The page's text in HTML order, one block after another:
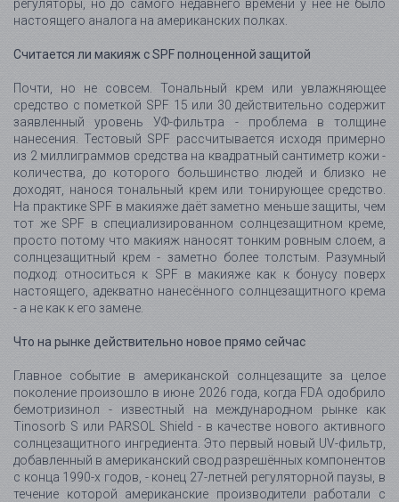
регуляторы, но до самого недавнего времени у неё не было
настоящего аналога на американских полках.
Считается ли макияж с SPF полноценной защитой
Почти, но не совсем. Тональный крем или увлажняющее
средство с пометкой SPF 15 или 30 действительно содержит
заявленный уровень УФ-фильтра - проблема в толщине
нанесения. Тестовый SPF рассчитывается исходя примерно
из 2 миллиграммов средства на квадратный сантиметр кожи -
количества, до которого большинство людей и близко не
доходят, нанося тональный крем или тонирующее средство.
На практике SPF в макияже даёт заметно меньше защиты, чем
тот же SPF в специализированном солнцезащитном креме,
просто потому что макияж наносят тонким ровным слоем, а
солнцезащитный крем - заметно более толстым. Разумный
подход: относиться к SPF в макияже как к бонусу поверх
настоящего, адекватно нанесённого солнцезащитного крема
- а не как к его замене.
Что на рынке действительно новое прямо сейчас
Главное событие в американской солнцезащите за целое
поколение произошло в июне 2026 года, когда FDA одобрило
бемотризинол - известный на международном рынке как
Tinosorb S или PARSOL Shield - в качестве нового активного
солнцезащитного ингредиента. Это первый новый UV-фильтр,
добавленный в американский свод разрешённых компонентов
с конца 1990-х годов, - конец 27-летней регуляторной паузы, в
течение которой американские производители работали с